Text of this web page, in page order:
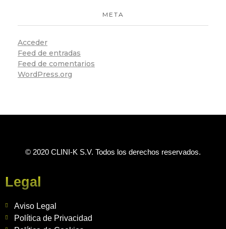
META
Acceder
Feed de entradas
Feed de comentarios
WordPress.org
© 2020 CLINI-K S.V. Todos los derechos reservados.
Legal
Aviso Legal
Política de Privacidad